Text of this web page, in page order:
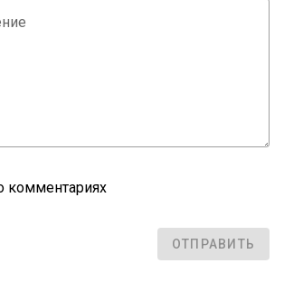
комментариях
ОТПРАВИТЬ